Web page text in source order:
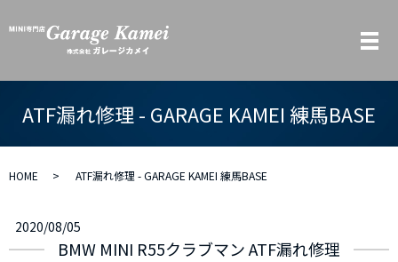
メ
ATF漏れ修理 - GARAGE KAMEI 練馬BASE
HOME ATF漏れ修理 - GARAGE KAMEI 練馬BASE
2020/08/05
BMW MINI R55クラブマン ATF漏れ修理